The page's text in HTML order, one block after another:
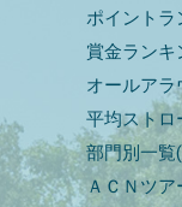
ポイントラ
賞金ランキ
オールア
平均ストロ
部門別一覧
ＡＣＮツア